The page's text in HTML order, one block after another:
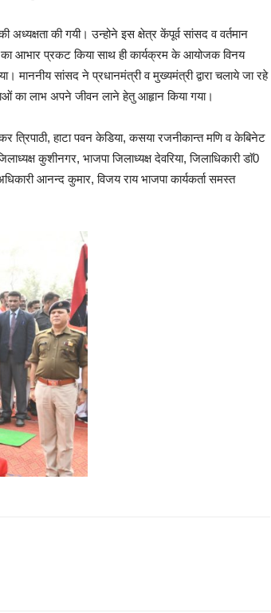
अध्यक्षता की गयी। उन्होने इस क्षेत्र केंपूर्व सांसद व वर्तमान
का आभार प्रकट किया साथ ही कार्यक्रम के आयोजक विनय
माननीय सांसद ने प्रधानमंत्री व मुख्यमंत्री द्वारा चलाये जा रहे
का लाभ अपने जीवन लाने हेतु आहृान किया गया।
हाटा पवन केडिया, कसया रजनीकान्त मणि व केबिनेट
कुशीनगर, भाजपा जिलाध्यक्ष देवरिया, जिलाधिकारी डाॅ0
आनन्द कुमार, विजय राय भाजपा कार्यकर्ता समस्त